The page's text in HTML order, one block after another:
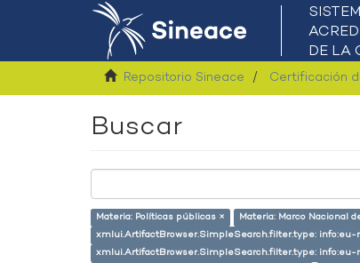
Repositorio Sineace Certificación
Buscar
Materia: Políticas públicas ×
Materia: Marco Nacional
xmlui.ArtifactBrowser.SimpleSearch.filter.type:
xmlui.ArtifactBrowser.SimpleSearch.filter.type: